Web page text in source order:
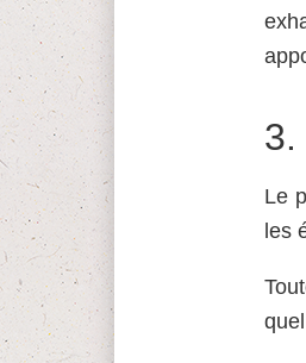
3.
Le
les